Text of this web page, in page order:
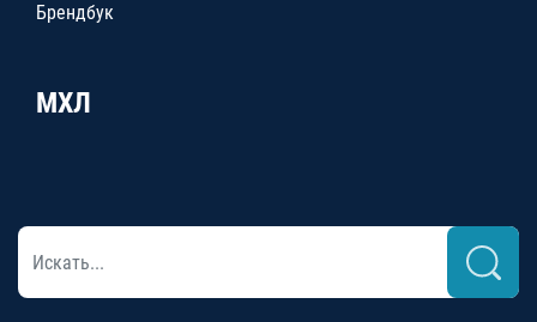
Брендбук
МХЛ